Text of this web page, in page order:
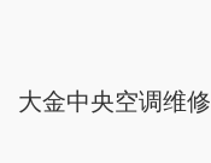
大金中央空调维